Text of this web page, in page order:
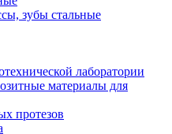
зубы стальные
лаборатории
материалы для
протезов